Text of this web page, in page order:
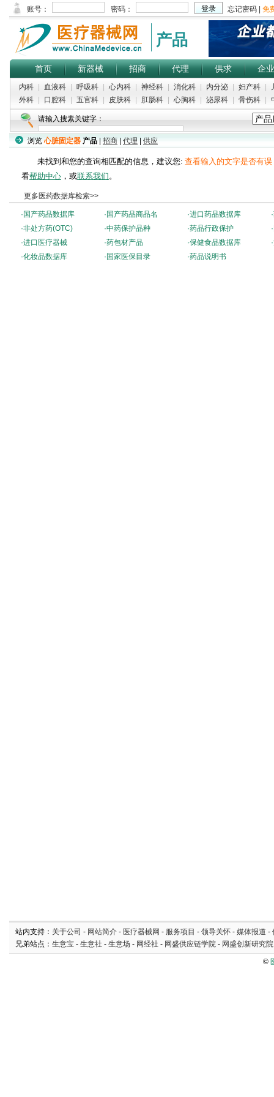
产品
首页 新器械 招商 代理 供求 企业
内科 血液科 呼吸科 心内科 神经科 消化科 内分泌 妇产科
外科
口腔科 五官科 皮肤科 肛肠科 心胸科 泌尿科 骨伤科
请输入搜素关键字：
浏览心脏固定器 产品 招商 代理 供应
未找到和您的查询相匹配的信息，建议您: 查看输入的文字是否有误
看帮助中心 ，或联系我们。
更多医药数据库检索>>
· 国产药品数据库 · 国产药品商品名 ·进口药品数据库 ·
·非处方药(OTC) ·中药保护品种 ·药品行政保护 ·
·进口医疗器械 ·药包材产品 ·保健食品数据库 ·
·化妆品数据库 · 国家医保目录 ·药品说明书
站内支持： 关于公司 - 网站简介 - 医疗器械网 - 服务项目 - 领导关怀 - 媒体报道 -
兄弟站点： 生意宝 - 生意社 - 生意场 - 网经社 - 网盛供应链学院 - 网盛创新研究院
©